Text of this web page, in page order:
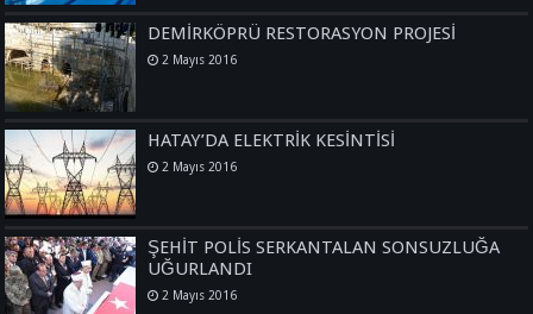
DEMİRKÖPRÜ RESTORASYON PROJESİ
2 Mayıs 2016
HATAY’DA ELEKTRİK KESİNTİSİ
2 Mayıs 2016
ŞEHİT POLİS SERKANTALAN SONSUZLUĞA
UĞURLANDI
2 Mayıs 2016